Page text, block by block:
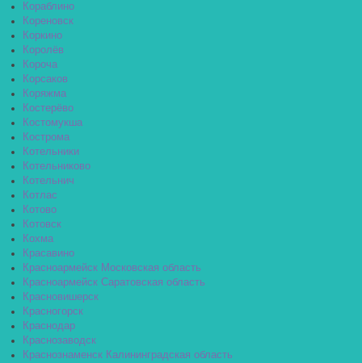
Кораблино
Кореновск
Коркино
Королёв
Короча
Корсаков
Коряжма
Костерёво
Костомукша
Кострома
Котельники
Котельниково
Котельнич
Котлас
Котово
Котовск
Кохма
Красавино
Красноармейск Московская область
Красноармейск Саратовская область
Красновишерск
Красногорск
Краснодар
Краснозаводск
Краснознаменск Калининградская область